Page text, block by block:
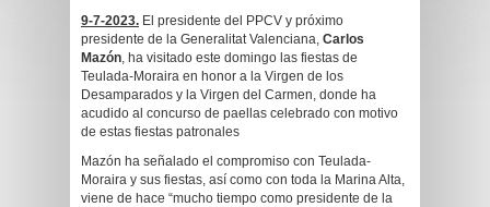
9-7-2023. El presidente del PPCV y próximo
presidente de la Generalitat Valenciana, Carlos
Mazón, ha visitado este domingo las fiestas de
Teulada-Moraira en honor a la Virgen de los
Desamparados y la Virgen del Carmen, donde ha
acudido al concurso de paellas celebrado con motivo
de estas fiestas patronales
Mazón ha señalado el compromiso con Teulada-
Moraira y sus fiestas, así como con toda la Marina Alta,
viene de hace “mucho tiempo como presidente de la